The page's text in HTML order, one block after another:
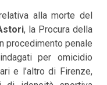
alla morte del
, la Procura della
procedimento penale
per omicidio
e l’altro di Firenze,